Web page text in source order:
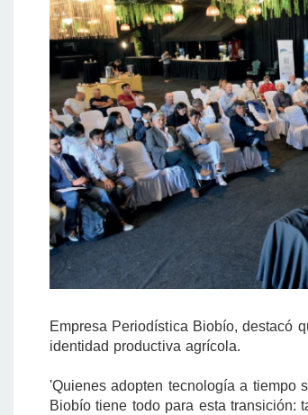
Empresa Periodística Biobío, destacó
identidad productiva agrícola.
'Quienes adopten tecnología a tiempo
Biobío tiene todo para esta transición: